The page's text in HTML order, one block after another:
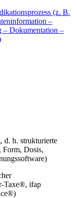
(z. B.
–
– Dokumentation –
d. h. strukturierte
Form, Dosis,
Taxe®, ifap